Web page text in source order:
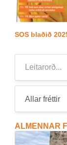
SOS blað­ið
Leita
ALMENNAR